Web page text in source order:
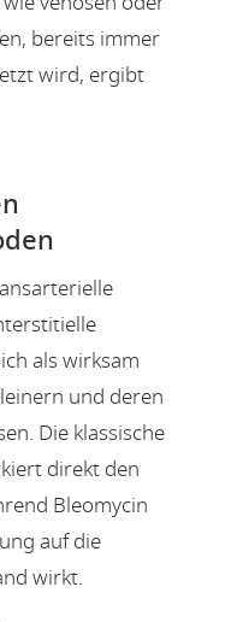
bereits immer
wird, ergibt
als wirksam
und deren
Die klassische
direkt den
Bleomycin
auf die
wirkt.